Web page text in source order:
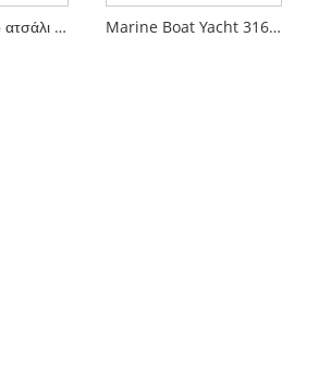
316 Ανοξείδωτο ατσάλι με σύρτη σύρτη με κλειδί σε στυλ Marine Slam Marine Boat Yacht 316 Stainless Steel Turning Lock Handle Lift with Key